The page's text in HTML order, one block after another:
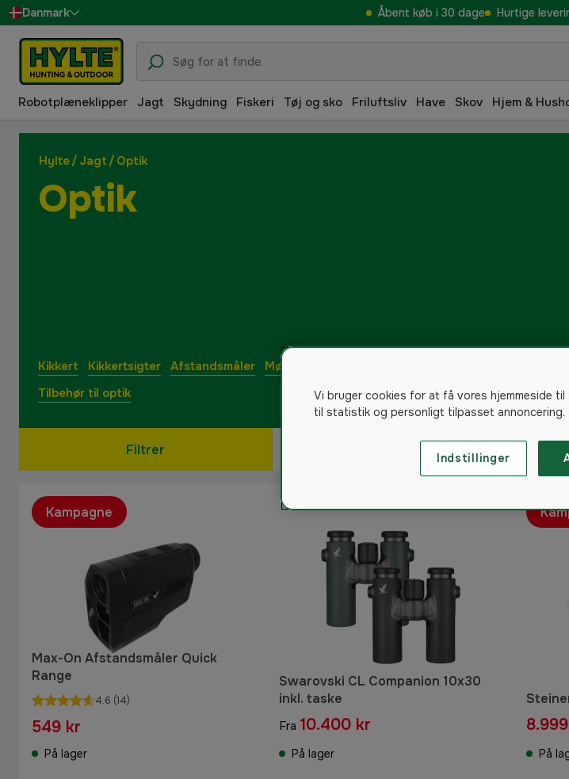
Danmark
Sverige
Suomi
Norge
Åbent køb i 30 dage Hurtige
Robotplæneklipper Jagt Skydning Fiskeri Tøj og sko Friluftsliv Have Skov Hjem &
Hylte/ Jagt / Optik
Optik
Kikkert Kikkertsigter Afstandsmåler Mørkesigter
Tilbehør til optik
Filtrer
Max-On Afstandsmåler Quick
Range
4.6 (14)
549 kr
På lager
Kampagne
Swarovski CL Companion 10x30
inkl. taske
Fra 10.400 kr
På lager På
Vi bruger cookies for at få vores hjemmeside
til statistik og personligt tilpasset annoncering.
Indstillinger